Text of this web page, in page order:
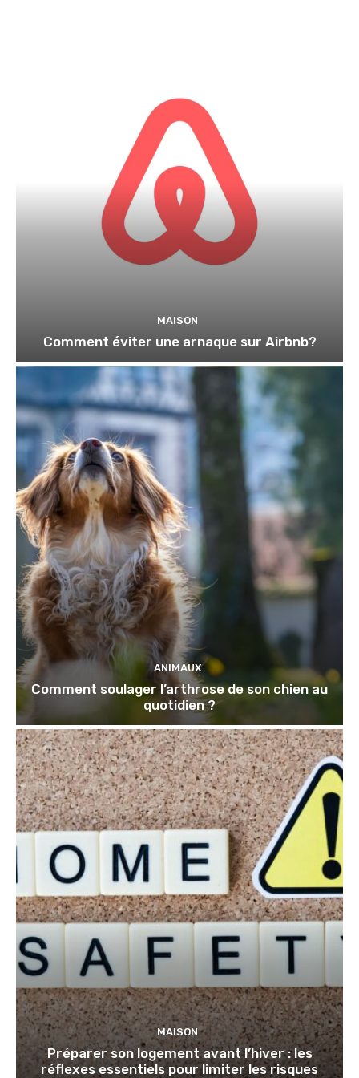
MAISON
Comment éviter une arnaque sur Airbnb?
ANIMAUX
Comment soulager l’arthrose de son chien au
quotidien ?
MAISON
Préparer son logement avant l’hiver : les
réflexes essentiels pour limiter les risques